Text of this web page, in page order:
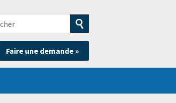
Soumettre
la
recherche
Faire une demande »